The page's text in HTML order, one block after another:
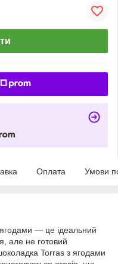
Оплата Умови
— це ідеальний
але не готовий
Torras з ягодами